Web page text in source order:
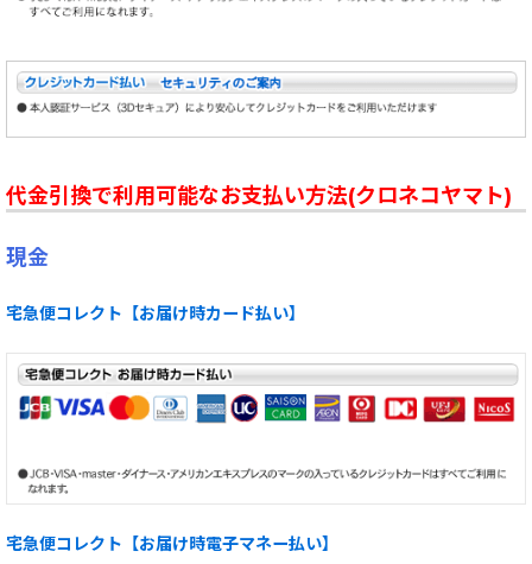
代金引換で利用可能なお支払い方法(クロネコヤマト)
現金
宅急便コレクト【お届け時カード払い】
宅急便コレクト【お届け時電子マネー払い】